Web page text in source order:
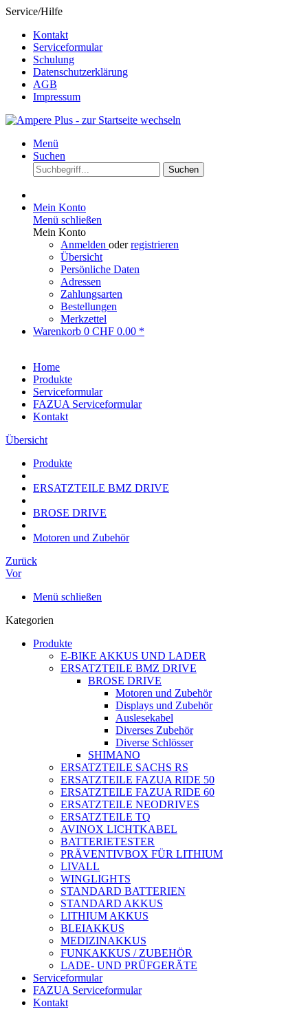
Service/Hilfe
Kontakt
Serviceformular
Schulung
Datenschutzerklärung
AGB
Impressum
Menü
Suchen
Suchen
Mein Konto
Menü schließen
Mein Konto
Anmelden oderregistrieren
Übersicht
Persönliche Daten
Adressen
Zahlungsarten
Bestellungen
Merkzettel
Warenkorb 0 CHF 0.00 *
Home
Produkte
Serviceformular
FAZUA Serviceformular
Kontakt
Übersicht
Produkte
ERSATZTEILE BMZ DRIVE
BROSE DRIVE
Motoren und Zubehör
Zurück
Vor
Menü schließen
Kategorien
Produkte
E-BIKE AKKUS UND LADER
ERSATZTEILE BMZ DRIVE
BROSE DRIVE
Motoren und Zubehör
Displays und Zubehör
Auslesekabel
Diverses Zubehör
Diverse Schlösser
SHIMANO
ERSATZTEILE SACHS RS
ERSATZTEILE FAZUA RIDE 50
ERSATZTEILE FAZUA RIDE 60
ERSATZTEILE NEODRIVES
ERSATZTEILE TQ
AVINOX LICHTKABEL
BATTERIETESTER
PRÄVENTIVBOX FÜR LITHIUM
LIVALL
WINGLIGHTS
STANDARD BATTERIEN
STANDARD AKKUS
LITHIUM AKKUS
BLEIAKKUS
MEDIZINAKKUS
FUNKAKKUS / ZUBEHÖR
LADE- UND PRÜFGERÄTE
Serviceformular
FAZUA Serviceformular
Kontakt